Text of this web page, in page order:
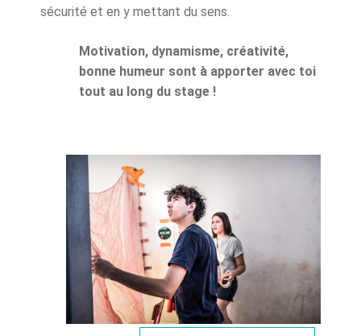
sécurité et en y mettant du sens.
Motivation, dynamisme, créativité,
bonne humeur sont à apporter avec toi
tout au long du stage !